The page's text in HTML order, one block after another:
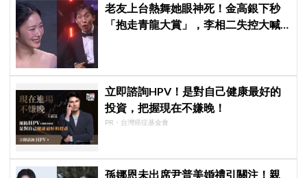
老友上台熱舞她眼神死！金高銀下秒
「抱走青龍大賞」，李相二失控大喊
立即諮詢HPV！是對自己健康最好的
投資，把握現在不嫌晚！
PR・台灣癌症基金會
孫娜恩未出席尹普美婚禮引關注！親